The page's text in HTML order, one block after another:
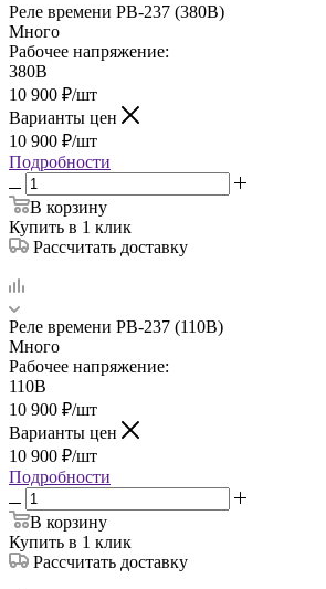
Реле времени РВ-237 (380В)
Много
Рабочее напряжение:
380В
10 900 ₽/шт
Варианты цен
10 900 ₽/шт
Подробности
В корзину
Купить в 1 клик
Рассчитать доставку
Реле времени РВ-237 (110В)
Много
Рабочее напряжение:
110В
10 900 ₽/шт
Варианты цен
10 900 ₽/шт
Подробности
В корзину
Купить в 1 клик
Рассчитать доставку